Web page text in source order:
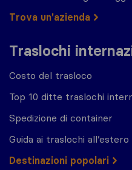
Trova un'azienda
Traslochi
Costo del trasloco
Top 10 ditte traslochi
Spedizione di container
Guida ai traslochi all’estero
Destinazioni popolari